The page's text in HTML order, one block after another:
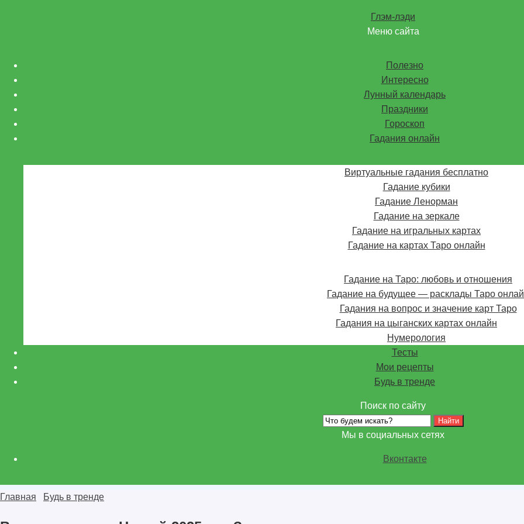
Глэм-лэди
Меню сайта
Полезно
Интересно
Лунный календарь
Праздники
Гороскоп
Гадания онлайн
Виртуальные гадания бесплатно
Гадание кубики
Гадание Ленорман
Гадание на зеркале
Гадание на игральных картах
Гадание на картах Таро онлайн
Гадание на Таро: любовь и отношения
Гадание на будущее — расклады Таро
Гадания на вопрос и значение карт Таро
Гадания на цыганских картах онлайн
Нумерология
Тесты
Мои рецепты
Будь в тренде
Поиск по сайту
Мы в социальных сетях
Вконтакте
Главная Будь в тренде